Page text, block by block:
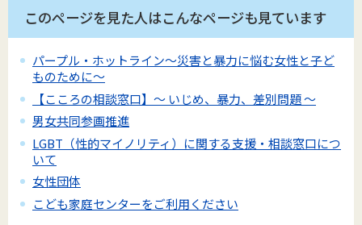
このページを見た人はこんなページも見ています
パープル・ホットライン～災害と暴力に悩む女性と子ど
ものために～
【こころの相談窓口】～ いじめ、暴力、差別問題 ～
男女共同参画推進
LGBT（性的マイノリティ）に関する支援・相談窓口につ
いて
女性団体
こども家庭センターをご利用ください